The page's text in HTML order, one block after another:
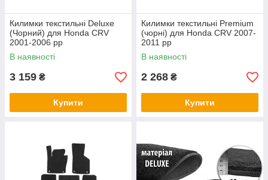
Килимки текстильні Deluxe
(Чорний) для Honda CRV
2001-2006 рр
В наявності
3 159 ₴
Купити
Килимки текстильні Premium
(чорні) для Honda CRV 2007-
2011 рр
В наявності
2 268 ₴
Купити